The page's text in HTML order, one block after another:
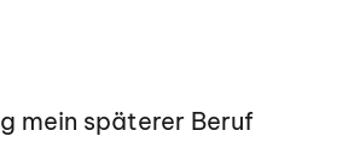
mein späterer Beruf